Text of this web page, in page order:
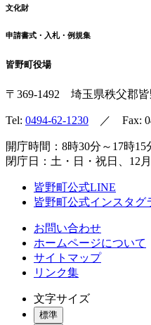
文化財
申請書式・入札・例規集
皆野町役場
〒369-1492 埼玉県秩父郡
Tel: 0494-62-1230 ／ Fax:
開庁時間：8時30分～17時15
閉庁日：土・日・祝日、12
皆野町公式LINE
皆野町公式インスタグ
お問い合わせ
ホームページについて
サイトマップ
リンク集
文字サイズ
標準